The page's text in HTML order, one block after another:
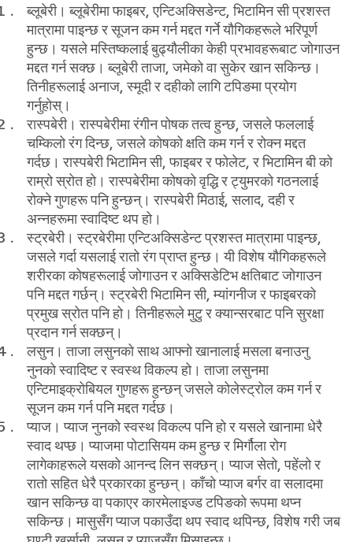
ब्लूबेरी। ब्लूबेरीमा फाइबर, एन्टिअक्सिडेन्ट, भिटामिन सी प्रशस्त
मात्रामा पाइन्छ र सूजन कम गर्न मद्दत गर्ने यौगिकहरूले भरिपूर्ण
हुन्छ। यसले मस्तिष्कलाई बुढ्यौलीका केही प्रभावहरूबाट जोगाउन
मद्दत गर्न सक्छ। ब्लूबेरी ताजा, जमेको वा सुकेर खान सकिन्छ।
तिनीहरूलाई अनाज, स्मूदी र दहीको लागि टपिङमा प्रयोग
गर्नुहोस्।
रास्पबेरी। रास्पबेरीमा रंगीन पोषक तत्व हुन्छ, जसले फललाई
चम्किलो रंग दिन्छ, जसले कोषको क्षति कम गर्न र रोक्न मद्दत
गर्दछ। रास्पबेरी भिटामिन सी, फाइबर र फोलेट, र भिटामिन बी को
राम्रो स्रोत हो। रास्पबेरीमा कोषको वृद्धि र ट्युमरको गठनलाई
रोक्ने गुणहरू पनि हुन्छन्। रास्पबेरी मिठाई, सलाद, दही र
अन्नहरूमा स्वादिष्ट थप हो।
स्ट्रबेरी।स्ट्रबेरीमा एन्टिअक्सिडेन्ट प्रशस्त मात्रामा पाइन्छ,
जसले गर्दा यसलाई रातो रंग प्राप्त हुन्छ। यी विशेष यौगिकहरूले
शरीरका कोषहरूलाई जोगाउन र अक्सिडेटिभ क्षतिबाट जोगाउन
पनि मद्दत गर्छन्। स्ट्रबेरी भिटामिन सी, म्यांगनीज र फाइबरको
प्रमुख स्रोत पनि हो। तिनीहरूले मुटु र क्यान्सरबाट पनि सुरक्षा
प्रदान गर्न सक्छन्।
लसुन। ताजा लसुनको साथ आफ्नो खानालाई मसला बनाउनु
नुनको स्वादिष्ट र स्वस्थ विकल्प हो। ताजा लसुनमा
एन्टिमाइक्रोबियल गुणहरू हुन्छन् जसले कोलेस्ट्रोल कम गर्न र
सूजन कम गर्न पनि मद्दत गर्दछ।
प्याज। प्याज नुनको स्वस्थ विकल्प पनि हो र यसले खानामा धेरै
स्वाद थप्छ। प्याजमा पोटासियम कम हुन्छ र मिर्गौला रोग
लागेकाहरूले यसको आनन्द लिन सक्छन्। प्याज सेतो, पहेंलो र
रातो सहित धेरै प्रकारका हुन्छन्। काँचो प्याज बर्गर वा सलादमा
खान सकिन्छ वा पकाएर कारमेलाइज्ड टपिङको रूपमा थप्न
सकिन्छ। मासुसँग प्याज पकाउँदा थप स्वाद थपिन्छ, विशेष गरी जब